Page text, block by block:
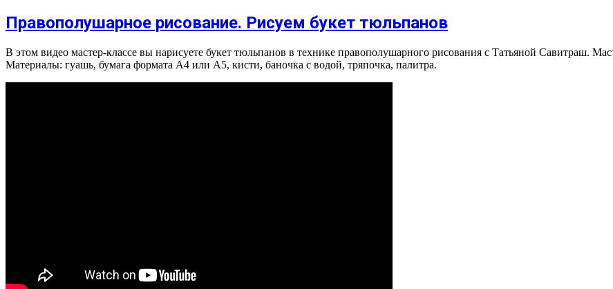
Правополушарное рисование. Рисуем букет тюльпанов
В этом видео мастер-классе вы нарисуете букет тюльпанов в технике правополушарного рисования с Татьяной Савитраш.
Материалы: гуашь, бумага формата А4 или А5, кисти, баночка с водой, тряпочка, палитра.